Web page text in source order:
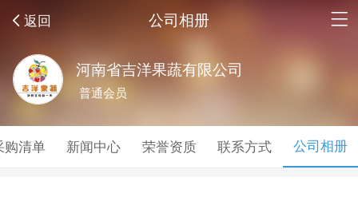
返回 公司相册
河南省吉洋果蔬有限公司
普通会员
购清单 新闻中心 荣誉资质 联系方式 公司相册